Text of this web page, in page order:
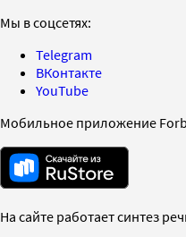
Мы в соцсетях:
Telegram
ВКонтакте
YouTube
Мобильное приложение
На сайте работает синтез